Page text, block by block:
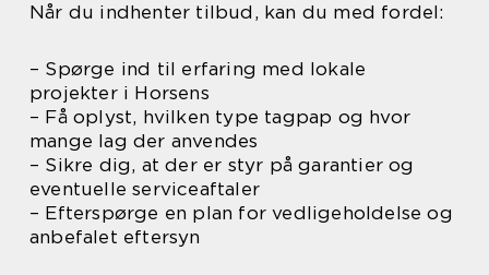
Når du indhenter tilbud, kan du med fordel:
– Spørge ind til erfaring med lokale
projekter i Horsens
– Få oplyst, hvilken type tagpap og hvor
mange lag der anvendes
– Sikre dig, at der er styr på garantier og
eventuelle serviceaftaler
– Efterspørge en plan for vedligeholdelse og
anbefalet eftersyn